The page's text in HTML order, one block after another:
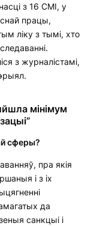
з 16 СМІ, у
працы,
ліку з тымі, хто
з журналістамі,
мінімум
сферы?
пра якія
і з іх
да
санкцыі і